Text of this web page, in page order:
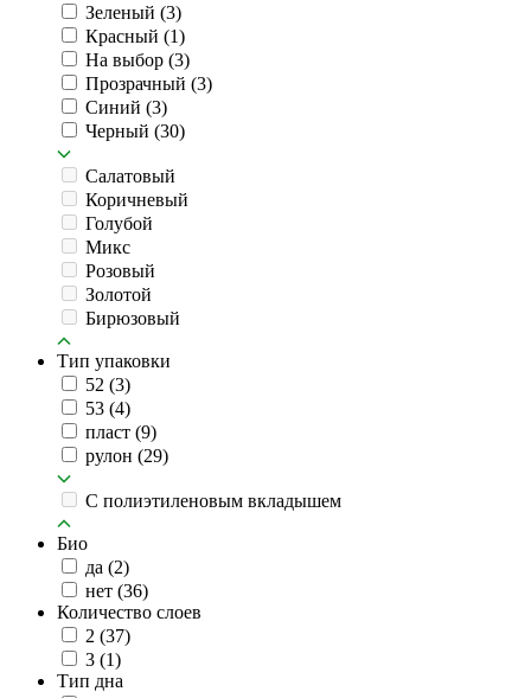
Зеленый (3)
Красный (1)
На выбор (3)
Прозрачный (3)
Синий (3)
Черный (30)
Салатовый
Коричневый
Голубой
Микс
Розовый
Золотой
Бирюзовый
Тип упаковки
52 (3)
53 (4)
пласт (9)
рулон (29)
C полиэтиленовым вкладышем
Био
да (2)
нет (36)
Количество слоев
2 (37)
3 (1)
Тип дна